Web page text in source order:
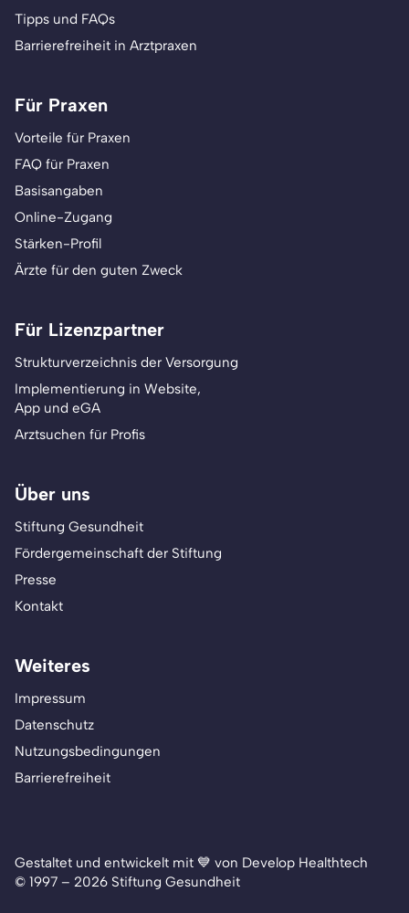
Tipps und FAQs
Barrierefreiheit in Arztpraxen
Für Praxen
Vorteile für Praxen
FAQ für Praxen
Basisangaben
Online-Zugang
Stärken-Profil
Ärzte für den guten Zweck
Für Lizenzpartner
Strukturverzeichnis der Versorgung
Implementierung in Website,
App und eGA
Arztsuchen für Profis
Über uns
Stiftung Gesundheit
Fördergemeinschaft der Stiftung
Presse
Kontakt
Weiteres
Impressum
Datenschutz
Nutzungsbedingungen
Barrierefreiheit
Gestaltet und entwickelt mit 💙 von Develop Healthtech
© 1997 – 2026 Stiftung Gesundheit